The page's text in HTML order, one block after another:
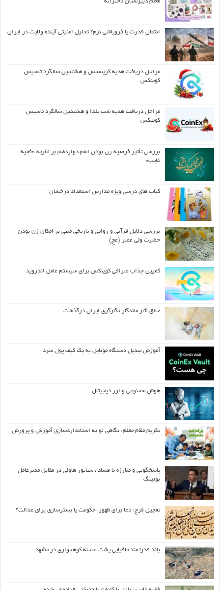
انتقال قدرت یا فروپاشی نرم؟ تحلیل امنیتی آینده ولایت در ایران
مراحل دریافت هدیه کریسمس و هشتمین سالگرد تاسیس
کوینکس
مراحل دریافت هدیه شب یلدا و هشتمین سالگرد تاسیس
کوینکس
بررسی تأثیر فرضیه زن بودن امام دوازدهم بر نظریه «فقیه
غایب»
کتاب های درسی ویژه مدارس استعداد درخشان
بررسی دلایل قرآنی و روایی و تاریخی مبنی بر امکان زن بودن
حضرت ولی عصر (عج)
کمپین جذاب صرافی کوینکس برای سیستم عامل اندروید
خالق آثار ماندگار نگارگری ایران درگذشت
آموزش تبدیل دستگاه موبایل به یک کیف‌ پول سرد
هوش مصنوعی و ارز دیجیتال
تکریم مقام معلم: نگاهی نو به استانداردسازی آموزش و پرورش
پاسخگویی و مبارزه با فساد ، سناتور هاولی در مقابل مدیرعامل
بوئینگ
تعجیل فرج: دعا برای ظهور، حکومت یا بسترسازی برای عدالت؟
باند قدرتمند مافیایی پشت صحنه کوهخواری در مشهد